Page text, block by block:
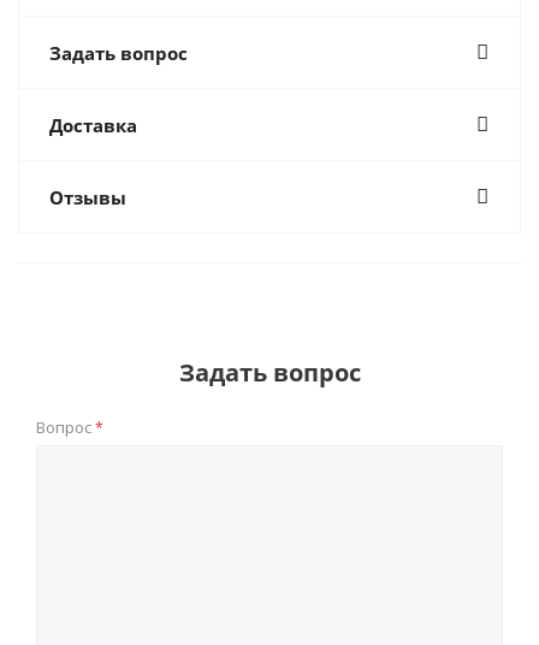
Задать вопрос
Доставка
Отзывы
Задать вопрос
Вопрос*